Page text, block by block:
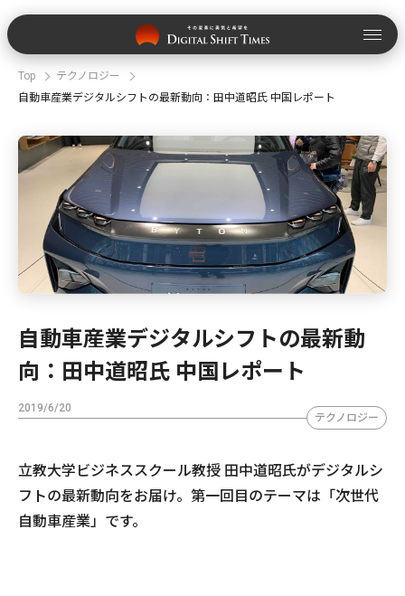
Top
テクノロジー
自動車産業デジタルシフトの最新動向：田中道昭氏 中国レポート
自動車産業デジタルシフトの最新動
向：田中道昭氏 中国レポート
2019/6/20
テクノロジー
立教大学ビジネススクール教授 田中道昭氏がデジタルシ
フトの最新動向をお届け。第一回目のテーマは「次世代
自動車産業」です。